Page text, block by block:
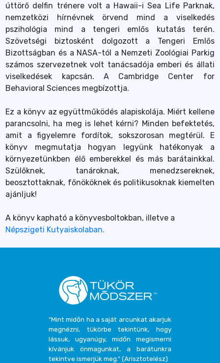
úttörő delfin trénere volt a Hawaii-i Sea Life Parknak,
nemzetközi hírnévnek örvend mind a viselkedés
pszihológia mind a tengeri emlős kutatás terén.
Szövetségi biztosként dolgozott a Tengeri Emlős
Bizottságban és a NASA-tól a Nemzeti Zoológiai Parkig
számos szervezetnek volt tanácsadója emberi és állati
viselkedések kapcsán. A Cambridge Center for
Behavioral Sciences megbízottja.
Ez a könyv az együttműködés alapiskolája. Miért kellene
parancsolni, ha meg is lehet kérni? Minden befektetés,
amit a figyelemre fordítok, sokszorosan megtérül. E
könyv megmutatja hogyan legyünk hatékonyak a
környezetünkben élő emberekkel és más barátainkkal.
Szülőknek, tanároknak, menedzsereknek,
beosztottaknak, főnököknek és politikusoknak kiemelten
ajánljuk!
A könyv kapható a könyvesboltokban, illetve a
Népszigeti Kutyaiskolaban.
"Mint midőn ha a saját arcunkat akarjuk
megnézni, tükörbe tekintünk, hogy
lássuk, ugyanúgy, midőn megismerni
kívánjuk önmagunkat, a barátunkra
tekintve ismerjük meg." (Arisztotelész)